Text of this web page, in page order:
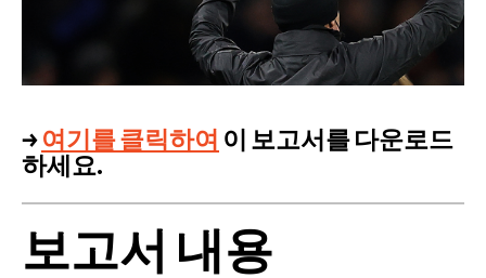
→ 여기를 클릭하여 이 보고서를 다운로드
하세요.
보고서 내용